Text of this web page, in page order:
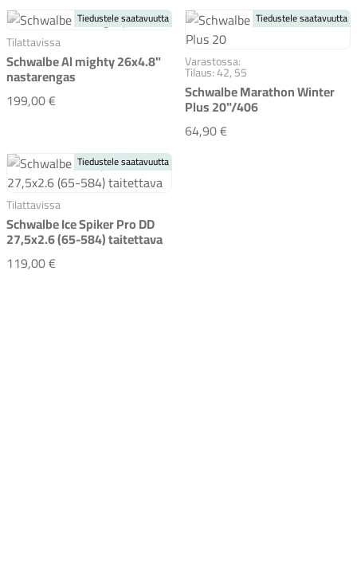
Tilattavissa
Schwalbe Al mighty 26x4.8"
nastarengas
199,00 €Schwalbe Al mighty 26x4.8" nastarengas
Tiedustele saatavuutta
Varastossa:
Tilaus: 42, 55
Schwalbe Marathon Winter
Plus 20"/406
64,90 €Schwalbe Marathon
Tiedustele saatavuutta
Tilattavissa
Schwalbe Ice Spiker Pro DD
27,5x2.6 (65-584) taitettava
119,00 €Schwalbe Ice Spiker Pro DD 27,5x2.6 (65-584)
Tiedustele saatavuutta